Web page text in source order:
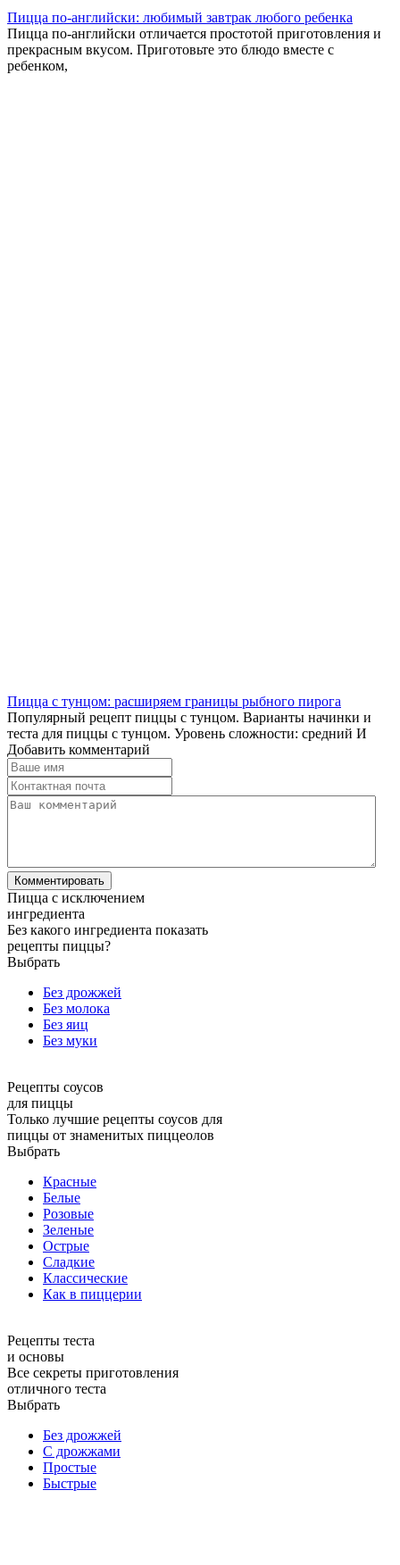
Пицца по-английски: любимый завтрак любого ребенка
Пицца по-английски отличается простотой приготовления и
прекрасным вкусом. Приготовьте это блюдо вместе с
ребенком,
Пицца с тунцом: расширяем границы рыбного пирога
Популярный рецепт пиццы с тунцом. Варианты начинки и
теста для пиццы с тунцом. Уровень сложности: средний И
Добавить комментарий
Пицца с исключением
ингредиента
Без какого ингредиента показать
рецепты пиццы?
Выбрать
Без дрожжей
Без молока
Без яиц
Без муки
Рецепты соусов
для пиццы
Только лучшие рецепты соусов для
пиццы от знаменитых пиццеолов
Выбрать
Красные
Белые
Розовые
Зеленые
Острые
Сладкие
Классические
Как в пиццерии
Рецепты теста
и основы
Все секреты приготовления
отличного теста
Выбрать
Без дрожжей
С дрожжами
Простые
Быстрые